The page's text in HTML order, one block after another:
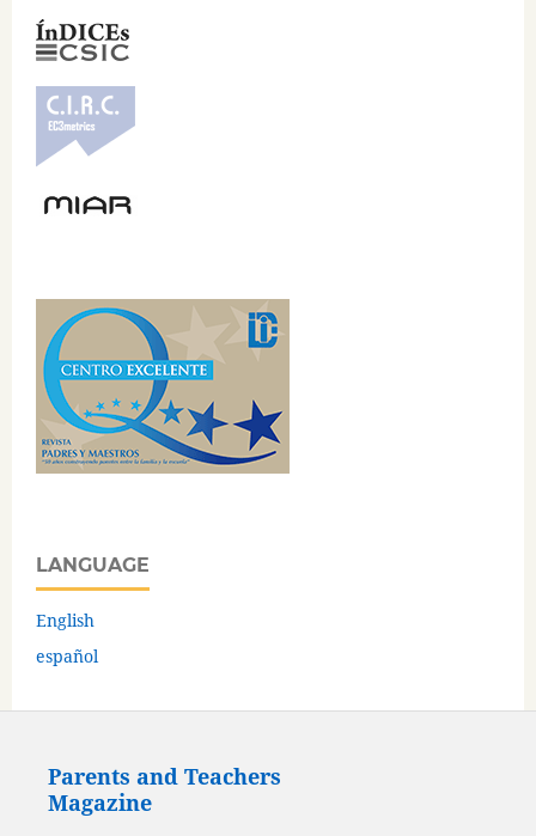
LANGUAGE
English
español
Parents and Teachers
Magazine